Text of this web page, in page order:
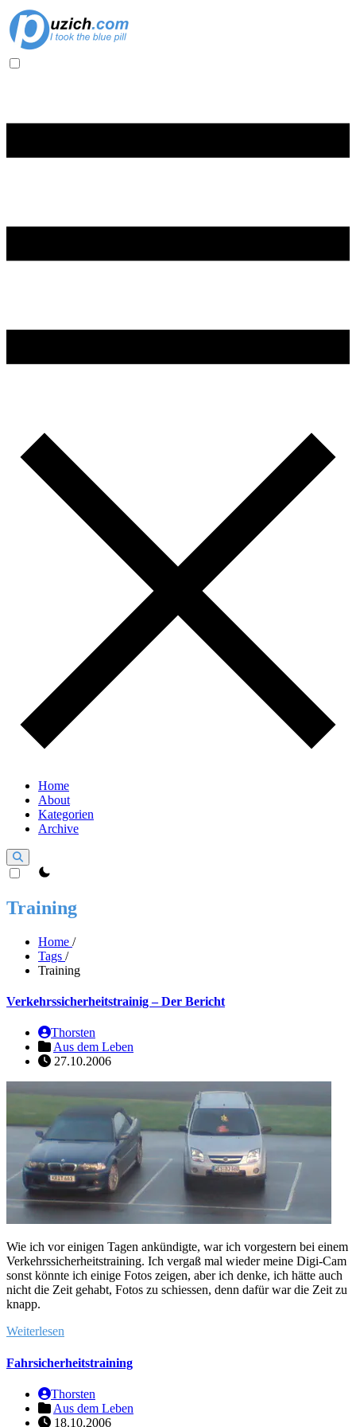
Home
About
Kategorien
Archive
theme switcher
Training
Home /
Tags /
Training
Verkehrssicherheitstrainig – Der Bericht
Thorsten
Aus dem Leben
27.10.2006
Wie ich vor einigen Tagen ankündigte, war ich vorgestern bei einem
Verkehrssicherheitstraining. Ich vergaß mal wieder meine Digi-Cam
sonst könnte ich einige Fotos zeigen, aber ich denke, ich hätte auch
nicht die Zeit gehabt, Fotos zu schiessen, denn dafür war die Zeit zu
knapp.
Weiterlesen
Fahrsicherheitstraining
Thorsten
Aus dem Leben
18.10.2006